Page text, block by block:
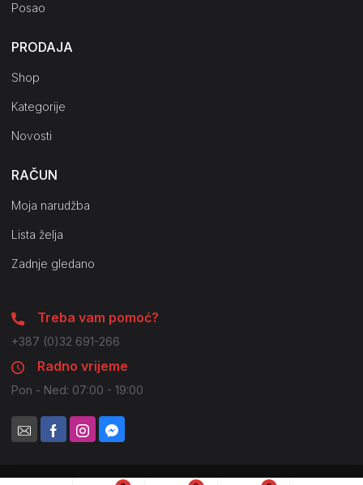
Posao
PRODAJA
Shop
Kategorije
Novosti
RAČUN
Moja narudžba
Lista želja
Zadnje gledano
Treba vam pomoć?
+387 (0)32 691-266
Radno vrijeme
Pon - Ned: 07:00 - 19:00